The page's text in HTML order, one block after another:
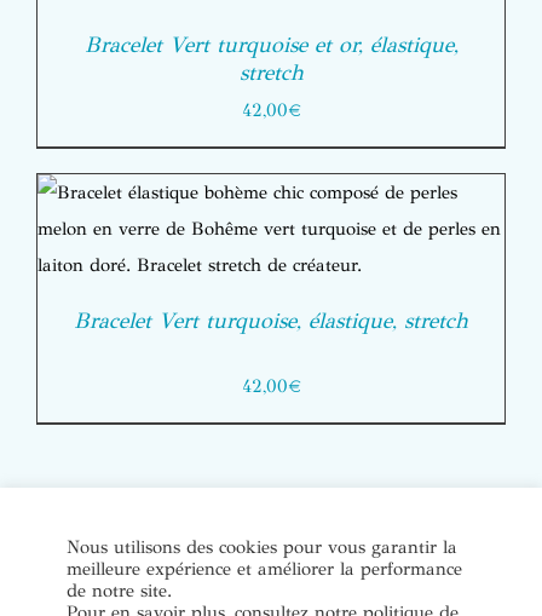
Bracelet Vert turquoise et or, élastique,
stretch
42,00€
Bracelet Vert turquoise, élastique, stretch
42,00€
© Copyright Bijoux de soi 2020-2022. Tous droits réservés. |
Conditions Générales de Vente|Mentions légales et politique
de confidentialité
Nous utilisons des cookies pour vous garantir la
meilleure expérience et améliorer la performance
de notre site.